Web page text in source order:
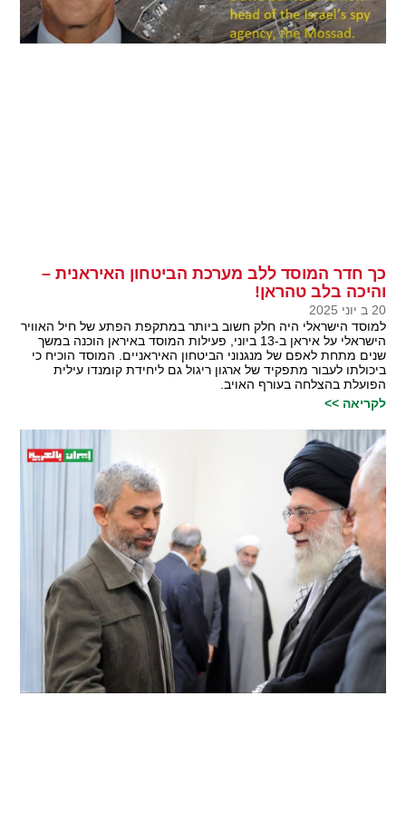
כך חדר המוסד ללב מערכת הביטחון האיראנית –
והיכה בלב טהראן!
20 ב יוני 2025
למוסד הישראלי היה חלק חשוב ביותר במתקפת הפתע של חיל האוויר
הישראלי על איראן ב-13 ביוני, פעילות המוסד באיראן הוכנה במשך
שנים מתחת לאפם של מנגנוני הביטחון האיראניים. המוסד הוכיח כי
ביכולתו לעבור מתפקיד של ארגון ריגול גם ליחידת קומנדו עילית
הפועלת בהצלחה בעורף האויב.
לקריאה >>